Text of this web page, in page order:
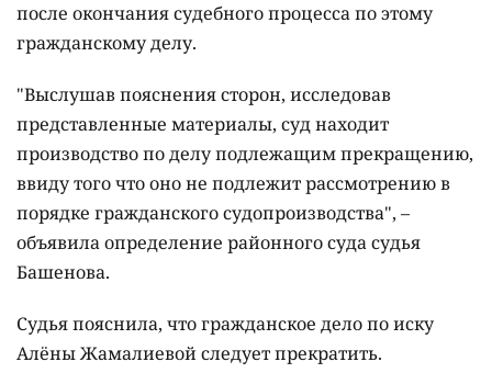
после окончания судебного процесса по этому
гражданскому делу.
"Выслушав пояснения сторон, исследовав
представленные материалы, суд находит
производство по делу подлежащим прекращению,
ввиду того что оно не подлежит рассмотрению в
порядке гражданского судопроизводства", –
объявила определение районного суда судья
Башенова.
Судья пояснила, что гражданское дело по иску
Алёны Жамалиевой следует прекратить.